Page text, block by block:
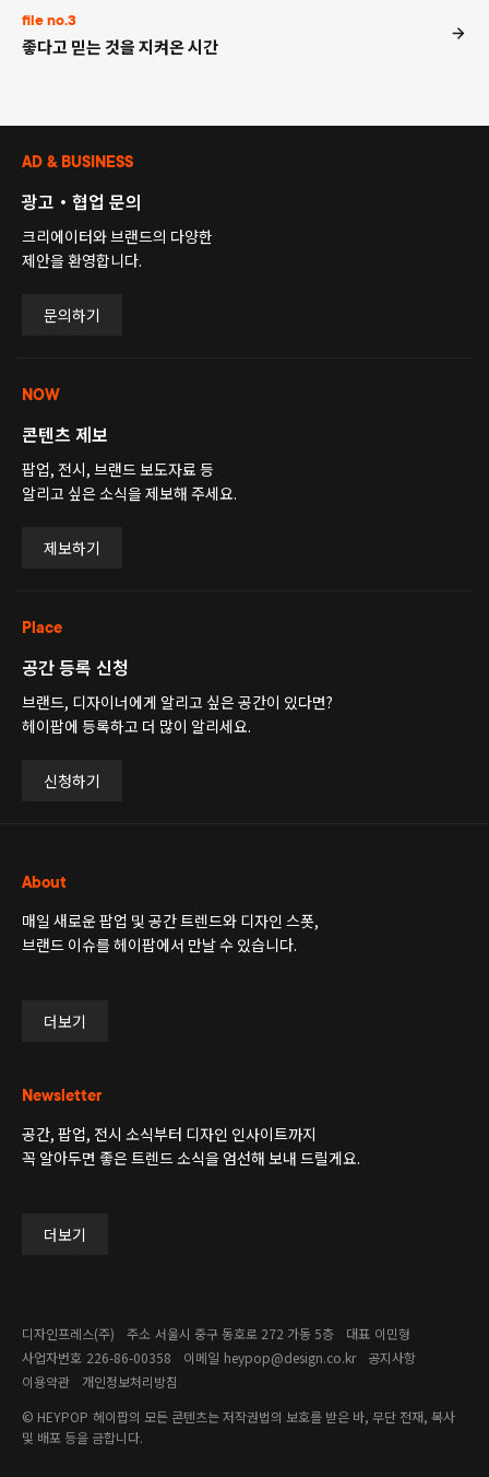
file no.3
좋다고 믿는 것을 지켜온 시간
AD & BUSINESS
광고・협업 문의
크리에이터와 브랜드의 다양한
제안을 환영합니다.
문의하기
NOW
콘텐츠 제보
팝업, 전시, 브랜드 보도자료 등
알리고 싶은 소식을 제보해 주세요.
제보하기
Place
공간 등록 신청
브랜드, 디자이너에게 알리고 싶은 공간이 있다면?
헤이팝에 등록하고 더 많이 알리세요.
신청하기
About
매일 새로운 팝업 및 공간 트렌드와 디자인 스폿,
브랜드 이슈를 헤이팝에서 만날 수 있습니다.
더보기
Newsletter
공간, 팝업, 전시 소식부터 디자인 인사이트까지
꼭 알아두면 좋은 트렌드 소식을 엄선해 보내 드릴게요.
더보기
디자인프레스(주) 주소 서울시 중구 동호로 272 가동 5층 대표 이민형
사업자번호 226-86-00358​ 이메일 heypop@design.co.kr
공지사항
이용약관
개인정보처리방침
© HEYPOP 헤이팝의 모든 콘텐츠는 저작권법의 보호를 받은 바, 무단 전재, 복사
및 배포 등을 금합니다.